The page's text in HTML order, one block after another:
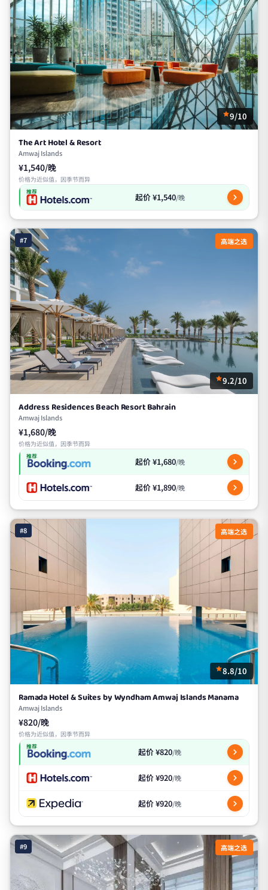
9/10
The Art Hotel & Resort
Amwaj Islands
¥1,540/晚
价格为近似值，因季节而异
推荐 起价 ¥1,540/晚
#7 高端之选
9.2/10
Address Residences Beach Resort Bahrain
Amwaj Islands
¥1,680/晚
价格为近似值，因季节而异
推荐 起价 ¥1,680/晚
起价 ¥1,890/晚
#8 高端之选
8.8/10
Ramada Hotel & Suites by Wyndham Amwaj Islands Manama
Amwaj Islands
¥820/晚
价格为近似值，因季节而异
推荐 起价 ¥820/晚
起价 ¥920/晚
起价 ¥920/晚
#9 高端之选